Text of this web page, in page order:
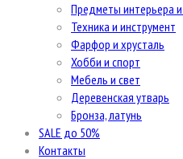
Предметы интерьера
Техника и инструмент
Фарфор и хрусталь
Хобби и спорт
Мебель и свет
Деревенская утварь
Бронза, латунь
SALE до 50%
Контакты